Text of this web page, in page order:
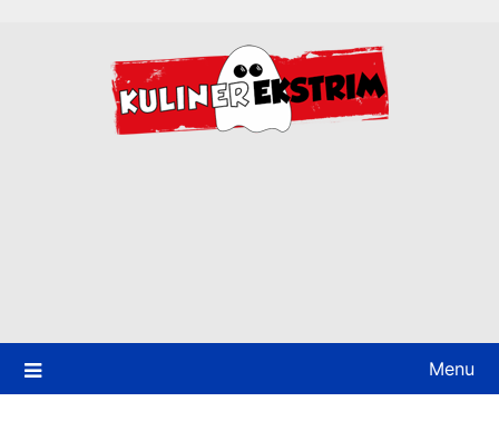
Menu